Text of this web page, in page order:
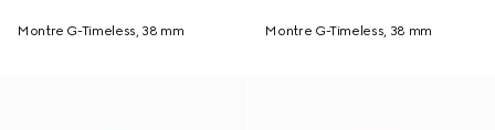
Montre G-Timeless, 38 mm Montre G-Timeless, 38 mm